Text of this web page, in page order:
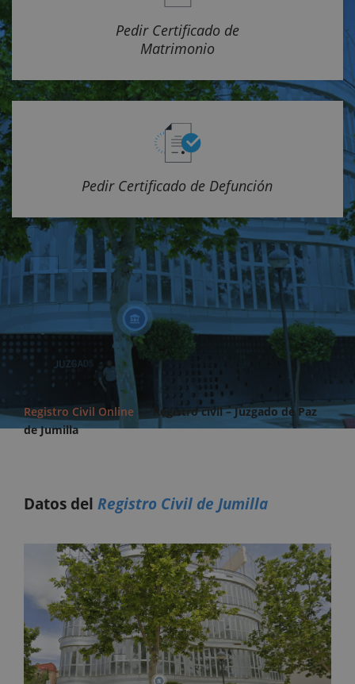
Pedir Certificado de
Matrimonio
Pedir Certificado de Defunción
Registro Civil Online >>
Registro civil – Juzgado de Paz
de Jumilla
Datos del Registro Civil de Jumilla